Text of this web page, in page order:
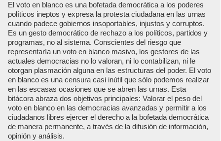
El voto en blanco es una bofetada democrática a los poderes
políticos ineptos y expresa la protesta ciudadana en las urnas
cuando padece gobiernos insoportables, injustos y corruptos.
Es un gesto democrático de rechazo a los políticos, partidos y
programas, no al sistema. Conscientes del riesgo que
representaría un voto en blanco masivo, los gestores de las
actuales democracias no lo valoran, ni lo contabilizan, ni le
otorgan plasmación alguna en las estructuras del poder. El voto
en blanco es una censura casi inútil que sólo podemos realizar
en las escasas ocasiones que se abren las urnas. Esta
bitácora abraza dos objetivos principales: Valorar el peso del
voto en blanco en las democracias avanzadas y permitir a los
ciudadanos libres ejercer el derecho a la bofetada democrática
de manera permanente, a través de la difusión de información,
opinión y análisis.